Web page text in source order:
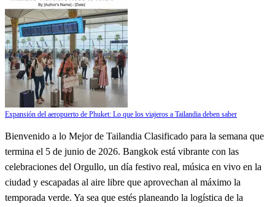
Expansión del aeropuerto de Phuket: Lo que los viajeros a Tailandia deben saber
Bienvenido a lo Mejor de Tailandia Clasificado para la semana que
termina el 5 de junio de 2026. Bangkok está vibrante con las
celebraciones del Orgullo, un día festivo real, música en vivo en la
ciudad y escapadas al aire libre que aprovechan al máximo la
temporada verde. Ya sea que estés planeando la logística de la